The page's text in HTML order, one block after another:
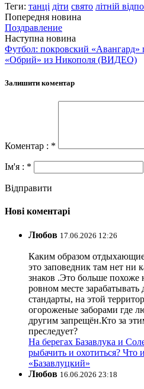
Теги: танці діти свято літній
Попередня новина
Поздравление
Наступна новина
Футбол: покровский «Авангард»
«Обрий» из Никополя (ВИДЕО)
Залишити коментар
Коментар : *
Ім'я : *
Відправити
Нові коментарі
Любов 17.06.2026 12:26
Каким образом
это заповедник там нет ни
знаков .Это больше похоже
ровном месте
стандарты, на этой
огороженые заборами где
другим запрещён.Кто за
преследует?
На берегах Базавлука и
рыбачить и охотиться? Что
«Базавлуцкий»
Любов 16.06.2026 23:18